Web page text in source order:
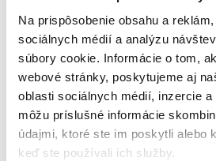
Na prispôsobenie obsahu a
sociálnych médií a analýzu
súbory cookie. Informácie o tom,
webové stránky, poskytujeme aj
oblasti sociálnych médií, inzercie
môžu príslušné informácie
údajmi, ktoré ste im poskytli alebo
keď ste používali ich služby.
zvyšujú jeho životnosť. Čela
navrhnuté tak, aby kombinovali
čo robustná konštrukcia zaručuje
Prečo si vybrať skriňu